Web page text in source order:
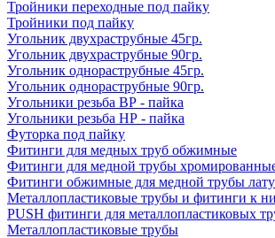
Тройники переходные под пайку
Тройники под пайку
Угольник двухраструбные 45гр.
Угольник двухраструбные 90гр.
Угольник однораструбные 45гр.
Угольник однораструбные 90гр.
Угольники резьба ВР - пайка
Угольники резьба НР - пайка
Футорка под пайку
Фитинги для медных труб обжимные
Фитинги для медной трубы
Фитинги обжимные для медной трубы
Металлопластиковые трубы и фитинги к
PUSH фитинги для металлопластиковых
Металлопластиковые трубы